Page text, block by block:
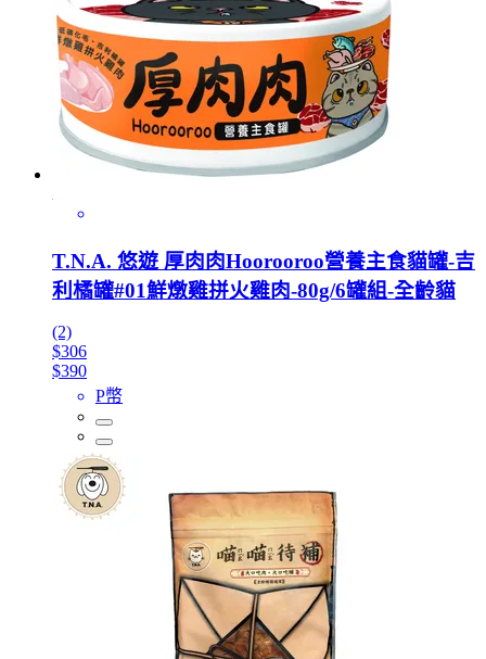
T.N.A. 悠遊 厚肉肉Hoorooroo營養主食貓罐-吉
利橘罐#01鮮燉雞拼火雞肉-80g/6罐組-全齡貓
(2)
$306
$390
P幣